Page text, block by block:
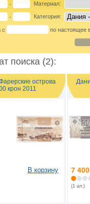
- Материал:
- Категория:
с по настоящее
поиска (2):
острова
крон 2011
В корзину 7
(1 шт.)